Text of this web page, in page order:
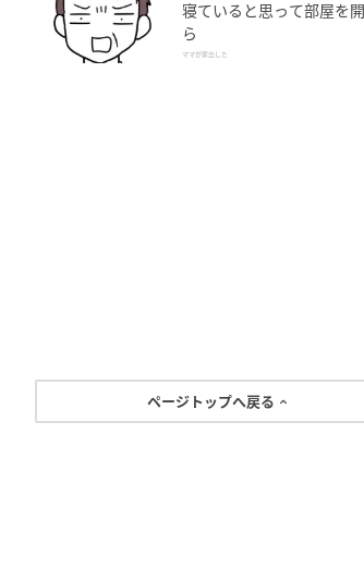
寝ていると思って部屋を
ら
ママが家出した
ページトップへ戻る